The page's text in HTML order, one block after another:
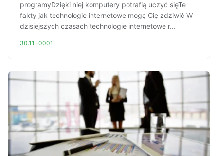
programyDzięki niej komputery potrafią uczyć sięTe
fakty jak technologie internetowe mogą Cię zdziwić W
dzisiejszych czasach technologie internetowe r...
30.11.-0001